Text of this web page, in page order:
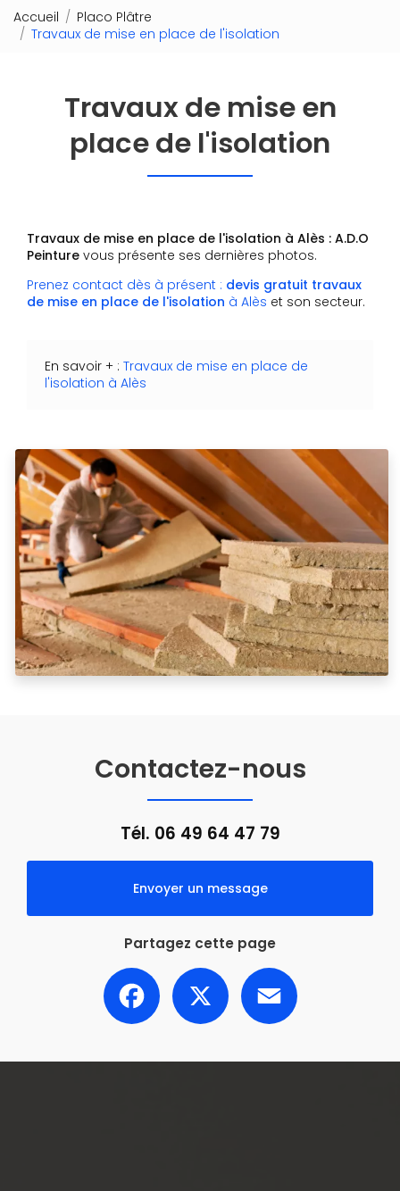
Accueil
Placo Plâtre
Travaux de mise en place de l'isolation
Travaux de mise en
place de l'isolation
Travaux de mise en place de l'isolation à Alès : A.D.O
Peinture vous présente ses dernières photos.
Prenez contact dès à présent : devis gratuit travaux
de mise en place de l'isolation à Alès et son secteur.
En savoir + : Travaux de mise en place de
l'isolation à Alès
Contactez-nous
Tél. 06 49 64 47 79
Envoyer un message
Partagez cette page
Facebook